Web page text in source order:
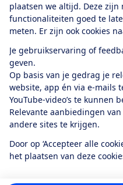
plaatsen we altijd. Deze
functionaliteiten goed te
meten. Er zijn ook cookies
Je gebruikservaring of
geven.
Op basis van je gedrag je
website, app én via e-mails
YouTube-video’s te kunnen
Relevante aanbiedingen
andere sites te krijgen.
Door op ‘Accepteer alle
het plaatsen van deze
Alles over
app
Algemene
Cookiebeleid
RSS-feed
12.901consumenten